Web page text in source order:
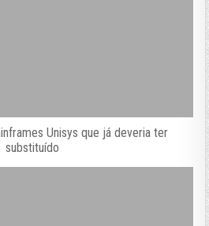
Unisys que já deveria ter
substituído